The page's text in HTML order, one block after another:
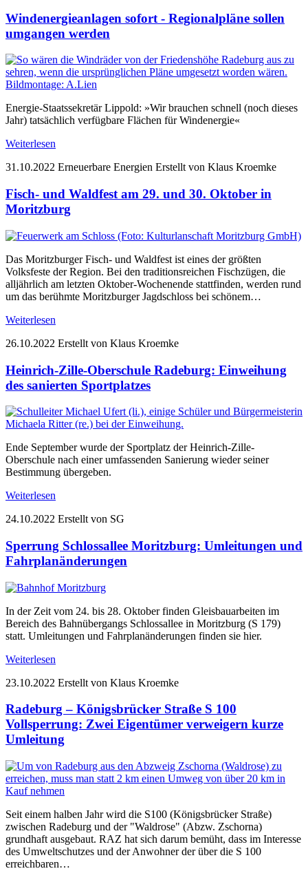
Windenergieanlagen sofort - Regionalpläne sollen
umgangen werden
Energie-Staatssekretär Lippold: »Wir brauchen schnell (noch dieses
Jahr) tatsächlich verfügbare Flächen für Windenergie«
Weiterlesen
31.10.2022 Erneuerbare Energien Erstellt von Klaus Kroemke
Fisch- und Waldfest am 29. und 30. Oktober in
Moritzburg
Das Moritzburger Fisch- und Waldfest ist eines der größten
Volksfeste der Region. Bei den traditionsreichen Fischzügen, die
alljährlich am letzten Oktober-Wochenende stattfinden, werden rund
um das berühmte Moritzburger Jagdschloss bei schönem…
Weiterlesen
26.10.2022 Erstellt von Klaus Kroemke
Heinrich-Zille-Oberschule Radeburg: Einweihung
des sanierten Sportplatzes
Ende September wurde der Sportplatz der Heinrich-Zille-
Oberschule nach einer umfassenden Sanierung wieder seiner
Bestimmung übergeben.
Weiterlesen
24.10.2022 Erstellt von SG
Sperrung Schlossallee Moritzburg: Umleitungen und
Fahrplanänderungen
In der Zeit vom 24. bis 28. Oktober finden Gleisbauarbeiten im
Bereich des Bahnübergangs Schlossallee in Moritzburg (S 179)
statt. Umleitungen und Fahrplanänderungen finden sie hier.
Weiterlesen
23.10.2022 Erstellt von Klaus Kroemke
Radeburg – Königsbrücker Straße S 100
Vollsperrung: Zwei Eigentümer verweigern kurze
Umleitung
Seit einem halben Jahr wird die S100 (Königsbrücker Straße)
zwischen Radeburg und der "Waldrose" (Abzw. Zschorna)
grundhaft ausgebaut. RAZ hat sich darum bemüht, dass im Interesse
des Umweltschutzes und der Anwohner der über die S 100
erreichbaren…